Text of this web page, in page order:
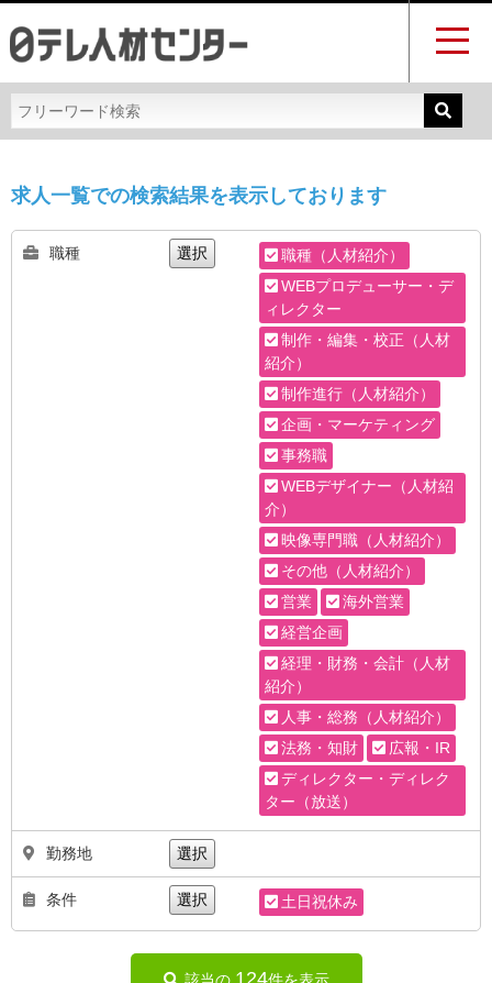
求人一覧での検索結果を表示しております
職種 選択
職種（人材紹介）
WEBプロデューサー・デ
ィレクター
制作・編集・校正（人材
紹介）
制作進行（人材紹介）
企画・マーケティング
事務職
WEBデザイナー（人材紹
介）
映像専門職（人材紹介）
その他（人材紹介）
営業
海外営業
経営企画
経理・財務・会計（人材
紹介）
人事・総務（人材紹介）
法務・知財
広報・IR
ディレクター・ディレク
ター（放送）
勤務地 選択
条件 選択 土日祝休み
124